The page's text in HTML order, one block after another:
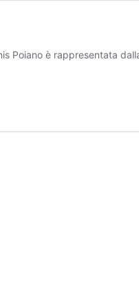
Poiano è rappresentata